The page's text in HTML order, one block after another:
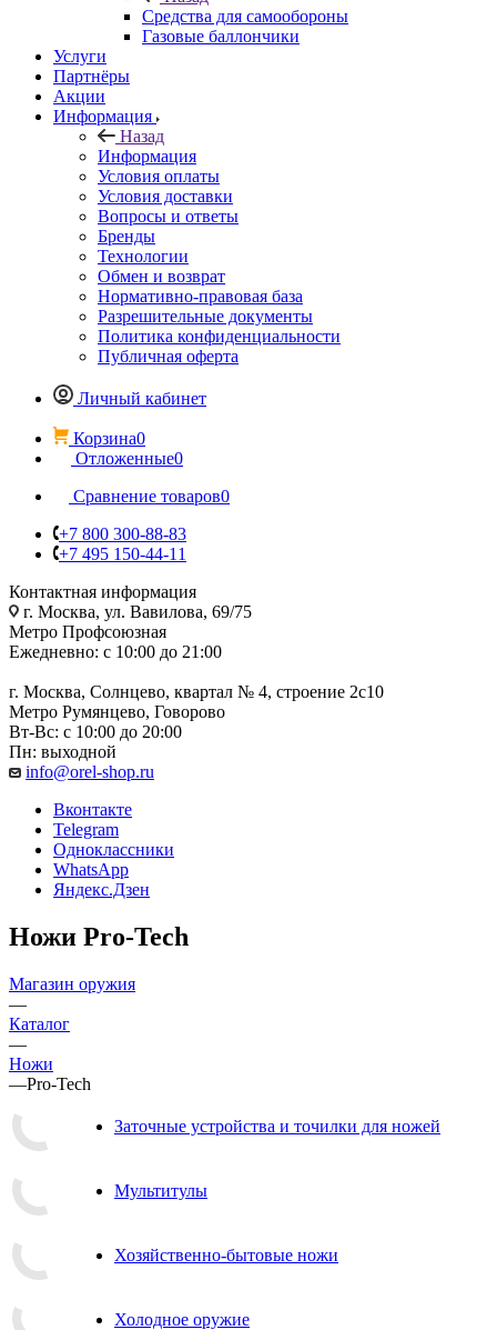
Средства для самообороны
Газовые баллончики
Услуги
Партнёры
Акции
Информация
Назад
Информация
Условия оплаты
Условия доставки
Вопросы и ответы
Бренды
Технологии
Обмен и возврат
Нормативно-правовая база
Разрешительные документы
Политика конфиденциальности
Публичная оферта
Личный кабинет
Корзина0
Отложенные0
Сравнение товаров0
+7 800 300-88-83
+7 495 150-44-11
Контактная информация
г. Москва, ул. Вавилова, 69/75
Метро Профсоюзная
Ежедневно: с 10:00 до 21:00
г. Москва, Солнцево, квартал № 4, строение 2с10
Метро Румянцево, Говорово
Вт-Вс: с 10:00 до 20:00
Пн: выходной
info@orel-shop.ru
Вконтакте
Telegram
Одноклассники
WhatsApp
Яндекс.Дзен
Ножи Pro-Tech
Магазин оружия
—
Каталог
—
Ножи
—Pro-Tech
Заточные устройства и точилки для ножей
Мультитулы
Хозяйственно-бытовые ножи
Холодное оружие